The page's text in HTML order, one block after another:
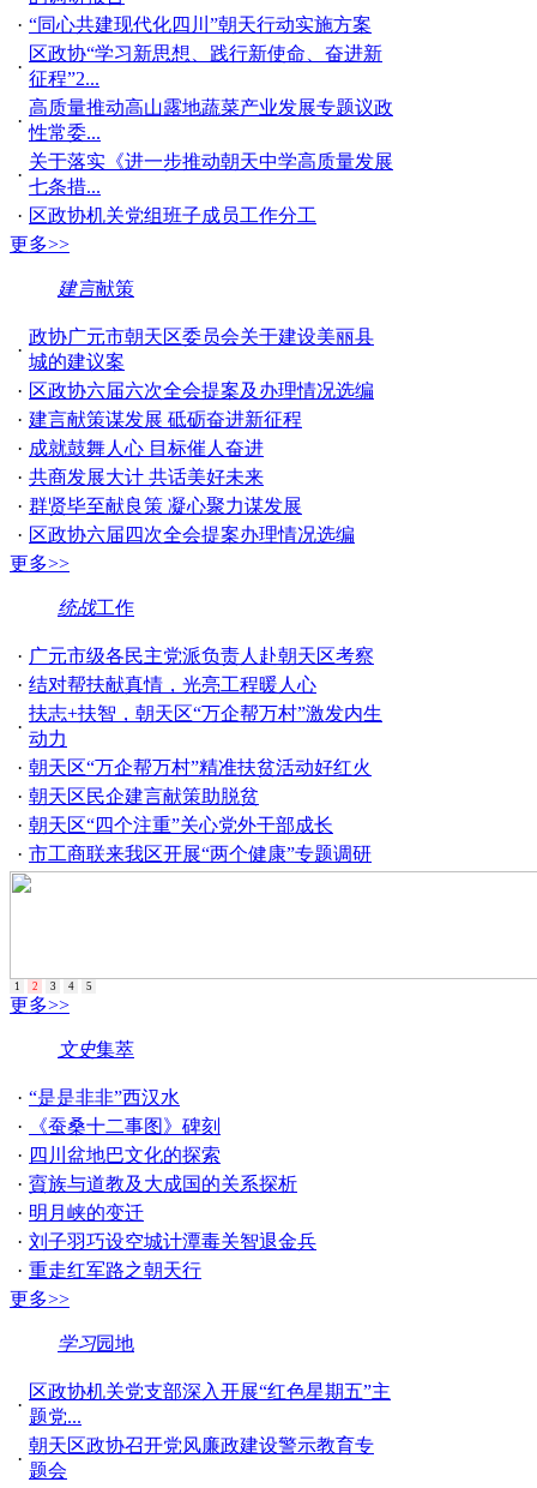
· “同心共建现代化四川”朝天行动实施方案
·
区政协“学习新思想、践行新使命、奋进新
征程”2...
·
高质量推动高山露地蔬菜产业发展专题议政
性常委...
·
关于落实《进一步推动朝天中学高质量发展
七条措...
· 区政协机关党组班子成员工作分工
更多>>
建言献策
·
政协广元市朝天区委员会关于建设美丽县
城的建议案
· 区政协六届六次全会提案及办理情况选编
· 建言献策谋发展 砥砺奋进新征程
· 成就鼓舞人心 目标催人奋进
· 共商发展大计 共话美好未来
· 群贤毕至献良策 凝心聚力谋发展
· 区政协六届四次全会提案办理情况选编
更多>>
统战工作
· 广元市级各民主党派负责人赴朝天区考察
· 结对帮扶献真情，光亮工程暖人心
·
扶志+扶智，朝天区“万企帮万村”激发内生
动力
· 朝天区“万企帮万村”精准扶贫活动好红火
· 朝天区民企建言献策助脱贫
· 朝天区“四个注重”关心党外干部成长
· 市工商联来我区开展“两个健康”专题调研
1 2 3 4 5
更多>>
文史集萃
· “是是非非”西汉水
·
《蚕桑十二事图》碑刻
· 四川盆地巴文化的探索
· 賨族与道教及大成国的关系探析
· 明月峡的变迁
· 刘子羽巧设空城计潭毒关智退金兵
· 重走红军路之朝天行
更多>>
学习园地
·
区政协机关党支部深入开展“红色星期五”主
题党...
·
朝天区政协召开党风廉政建设警示教育专
题会